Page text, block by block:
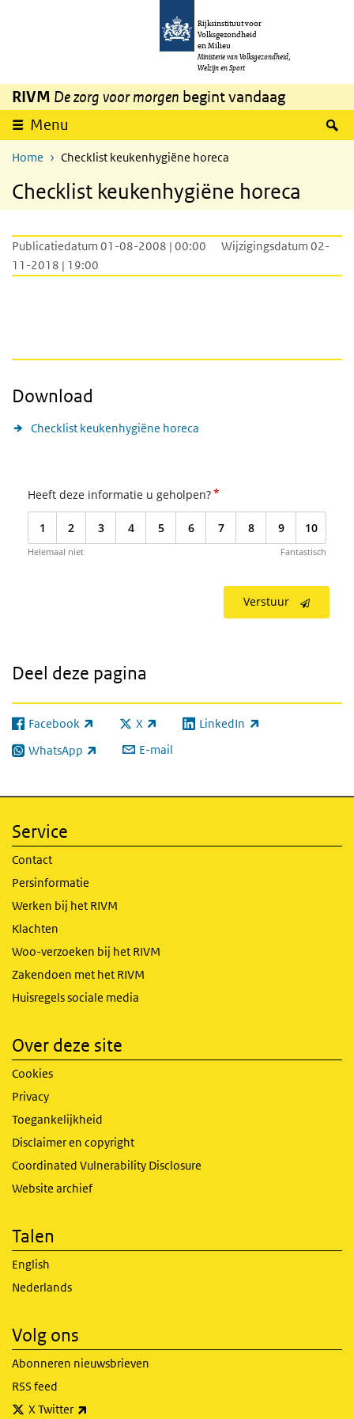
Overslaan en naar de inhoud gaan
Rijksinstituut voor
Volksgezondheid
en Milieu
Ministerie van Volksgezondheid,
Welzijn en Sport
RIVM De zorg voor morgen begint vandaag
Menu
Home Checklist keukenhygiëne horeca
Checklist keukenhygiëne horeca
Publicatiedatum 01-08-2008 | 00:00
Wijzigingsdatum 02-
11-2018 | 19:00
Download
Checklist keukenhygiëne horeca
Heeft deze informatie u geholpen?*
1 2 3 4 5 6 7 8 9 10
Helemaal niet Fantastisch
Verstuur
Deel deze pagina
Facebook
(externe link) X
(externe link) LinkedIn
(externe link)
WhatsApp
(externe link) E-mail
Service
Contact
Persinformatie
Werken bij het RIVM
Klachten
Woo-verzoeken bij het RIVM
Zakendoen met het RIVM
Huisregels sociale media
Over deze site
Cookies
Privacy
Toegankelijkheid
Disclaimer en copyright
Coordinated Vulnerability Disclosure
Website archief
Talen
English
Nederlands
Volg ons
Abonneren nieuwsbrieven
RSS feed
X Twitter